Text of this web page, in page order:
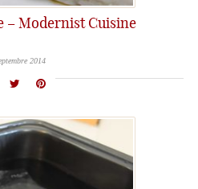
– Modernist Cuisine
2014